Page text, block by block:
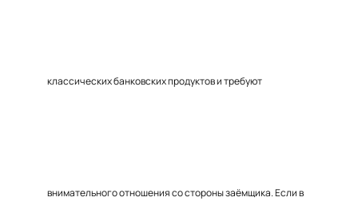
классических банковских продуктов и требуют
внимательного отношения со стороны заёмщика. Если в